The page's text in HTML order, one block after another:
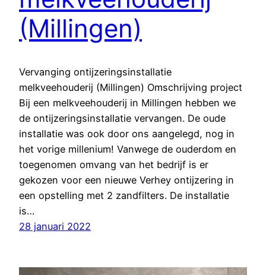
(Millingen)
Vervanging ontijzeringsinstallatie
melkveehouderij (Millingen) Omschrijving project
Bij een melkveehouderij in Millingen hebben we
de ontijzeringsinstallatie vervangen. De oude
installatie was ook door ons aangelegd, nog in
het vorige millenium! Vanwege de ouderdom en
toegenomen omvang van het bedrijf is er
gekozen voor een nieuwe Verhey ontijzering in
een opstelling met 2 zandfilters. De installatie
is…
28 januari 2022